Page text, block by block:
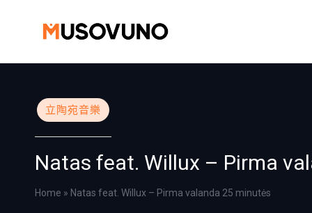
Posted
in
立陶宛音樂
Natas feat. Willux – Pirma
Home » Natas feat. Willux – Pirma valanda 25 minutės